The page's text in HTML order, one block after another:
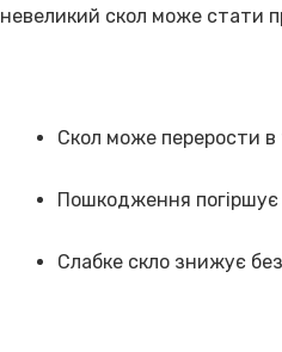
невеликий скол може стати
Скол може перерости в
Пошкодження
Слабке скло знижує